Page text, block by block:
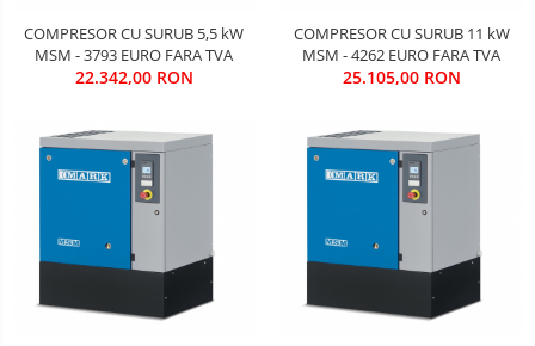
COMPRESOR CU SURUB 5,5 kW
MSM - 3793 EURO FARA TVA
22.342,00 RON
COMPRESOR CU SURUB 11 kW
MSM - 4262 EURO FARA TVA
25.105,00 RON